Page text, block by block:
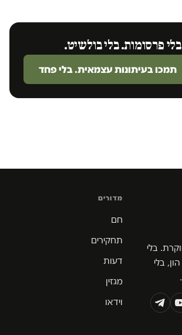
בלי פרסומות. בלי בולשיט.
תמכו בעיתונות עצמאית. בלי פחד
בלי
בלי
מדורים
חם
תחקירים
דעות
מגזין
וידאו